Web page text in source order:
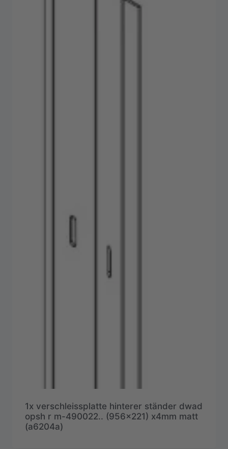
1x verschleissplatte hinterer ständer dwad
opsh r m-490022.. (956×221) x4mm matt
(a6204a)